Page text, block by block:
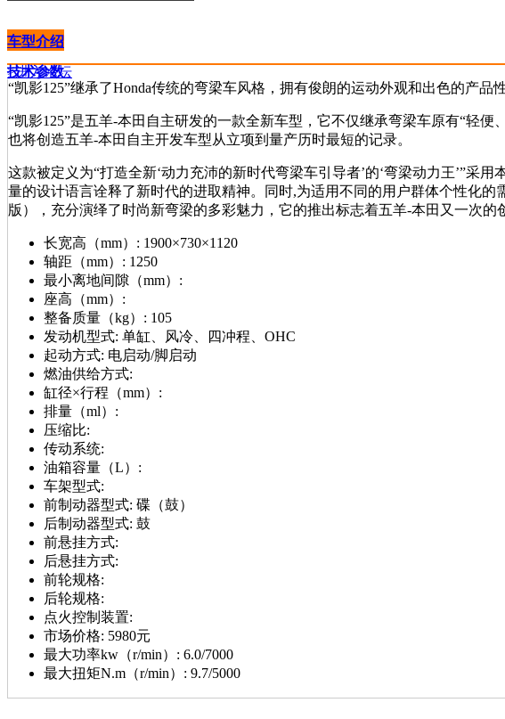
车型介绍
技术参数
>进入论坛
“凯影125”继承了Honda传统的弯梁车风格，拥有俊朗的运动外观和出色的产品
“凯影125”是五羊-本田自主研发的一款全新车型，它不仅继承弯梁车原有“轻
也将创造五羊-本田自主开发车型从立项到量产历时最短的记录。
这款被定义为“打造全新‘动力充沛的新时代弯梁车引导者’的‘弯梁动力王’”采
量的设计语言诠释了新时代的进取精神。同时,为适用不同的用户群体个性化
版），充分演绎了时尚新弯梁的多彩魅力，它的推出标志着五羊-本田又一次的
长宽高（mm）: 1900×730×1120
轴距（mm）: 1250
最小离地间隙（mm）:
座高（mm）:
整备质量（kg）: 105
发动机型式: 单缸、风冷、四冲程、OHC
起动方式: 电启动/脚启动
燃油供给方式:
缸径×行程（mm）:
排量（ml）:
压缩比:
传动系统:
油箱容量（L）:
车架型式:
前制动器型式: 碟（鼓）
后制动器型式: 鼓
前悬挂方式:
后悬挂方式:
前轮规格:
后轮规格:
点火控制装置:
市场价格: 5980元
最大功率kw（r/min）: 6.0/7000
最大扭矩N.m（r/min）: 9.7/5000